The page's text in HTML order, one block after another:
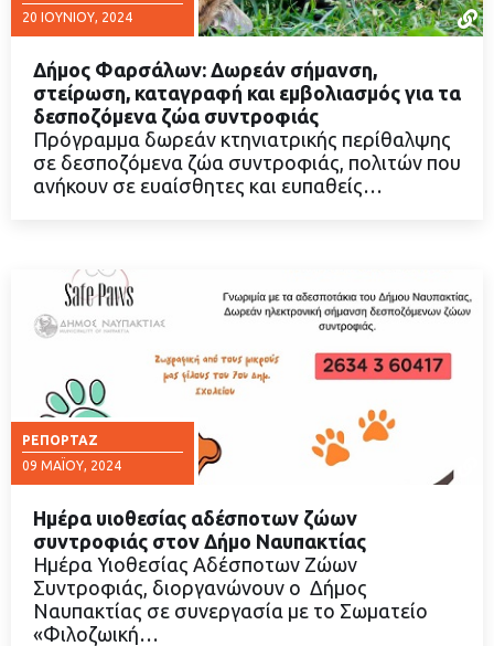
20 ΙΟΥΝΊΟΥ, 2024
ΔΙΑΒΑΣΤΕ ΠΕΡΙΣΣΟΤΕΡΑ
Δήμος Φαρσάλων: Δωρεάν σήμανση,
στείρωση, καταγραφή και εμβολιασμός για τα
δεσποζόμενα ζώα συντροφιάς
Πρόγραμμα δωρεάν κτηνιατρικής περίθαλψης
σε δεσποζόμενα ζώα συντροφιάς, πολιτών που
ανήκουν σε ευαίσθητες και ευπαθείς…
ΡΕΠΟΡΤΆΖ
09 ΜΑΪ́ΟΥ, 2024
ΔΙΑΒΑΣΤΕ ΠΕΡΙΣΣΟΤΕΡΑ
Ημέρα υιοθεσίας αδέσποτων ζώων
συντροφιάς στον Δήμο Ναυπακτίας
Ημέρα Υιοθεσίας Αδέσποτων Ζώων
Συντροφιάς, διοργανώνουν ο Δήμος
Ναυπακτίας σε συνεργασία με το Σωματείο
«Φιλοζωική…